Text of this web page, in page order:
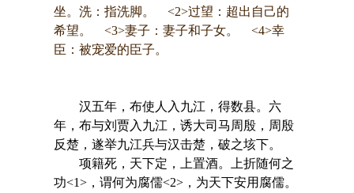
坐。洗：指洗脚。 <2>过望：超出自己的
希望。 <3>妻子：妻子和子女。 <4>幸
臣：被宠爱的臣子。
汉五年，布使人入九江，得数县。六
年，布与刘贾入九江，诱大司马周殷，周殷
反楚，遂举九江兵与汉击楚，破之垓下。
项籍死，天下定，上置酒。上折随何之
功<1>，谓何为腐儒<2>，为天下安用腐儒。